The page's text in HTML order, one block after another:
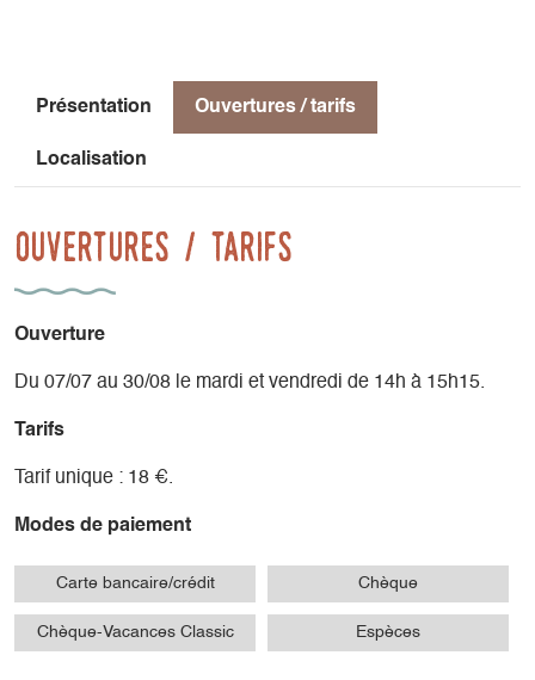
Présentation Ouvertures / tarifs
Localisation
Ouvertures / tarifs
Ouverture
Du 07/07 au 30/08 le mardi et vendredi de 14h à 15h15.
Tarifs
Tarif unique : 18 €.
Modes de paiement
Carte bancaire/crédit Chèque
Chèque-Vacances Classic Espèces